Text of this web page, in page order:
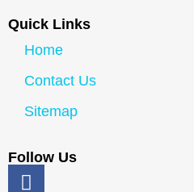
Quick Links
Home
Contact Us
Sitemap
Follow Us